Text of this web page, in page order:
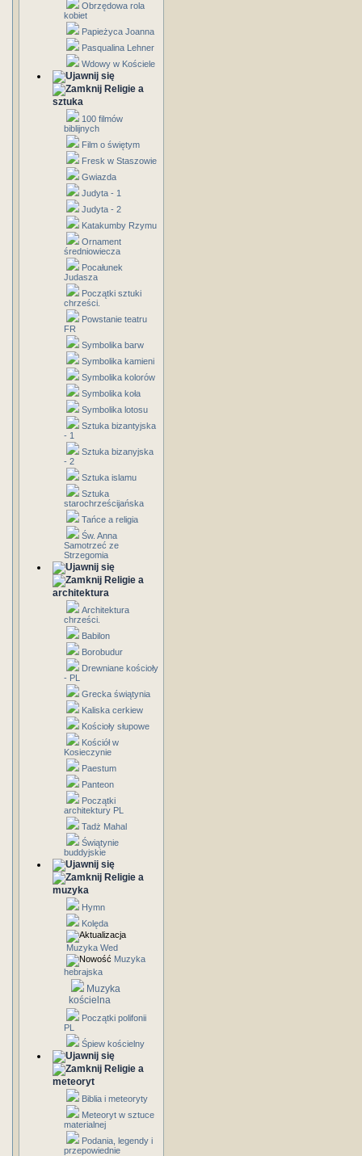
Obrzędowa rola
kobiet
Papieżyca Joanna
Pasqualina Lehner
Wdowy w Kościele
Religie a
sztuka
100 filmów
biblijnych
Film o świętym
Fresk w Staszowie
Gwiazda
Judyta - 1
Judyta - 2
Katakumby Rzymu
Ornament
średniowiecza
Pocałunek
Judasza
Początki sztuki
chrześci.
Powstanie teatru
FR
Symbolika barw
Symbolika kamieni
Symbolika kolorów
Symbolika koła
Symbolika lotosu
Sztuka bizantyjska
- 1
Sztuka bizanyjska
- 2
Sztuka islamu
Sztuka
starochrześcijańska
Tańce a religia
Św. Anna
Samotrzeć ze
Strzegomia
Religie a
architektura
Architektura
chrześci.
Babilon
Borobudur
Drewniane kościoły
- PL
Grecka świątynia
Kaliska cerkiew
Kościoły słupowe
Kościół w
Kosieczynie
Paestum
Panteon
Początki
architektury PL
Tadż Mahal
Świątynie
buddyjskie
Religie a
muzyka
Hymn
Kolęda
Muzyka Wed
Muzyka
hebrajska
Muzyka
kościelna
Początki polifonii
PL
Śpiew kościelny
Religie a
meteoryt
Biblia i meteoryty
Meteoryt w sztuce
materialnej
Podania, legendy i
przepowiednie